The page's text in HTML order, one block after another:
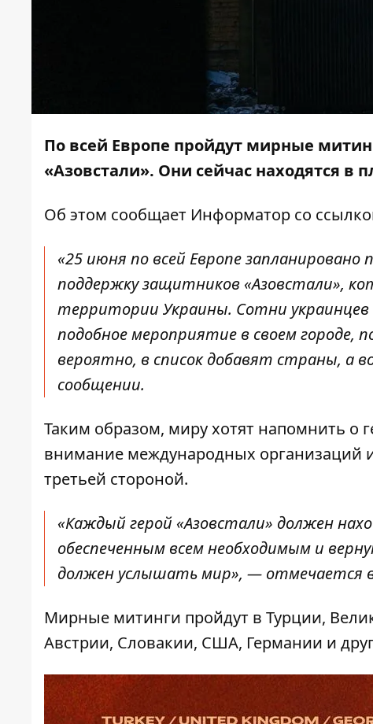
По всей Европе пройдут мирные
«Азовстали». Они сейчас находятся в
Об этом сообщает Информатор со
«25 июня по всей Европе
поддержку защитников «Азовстали»,
территории Украины. Сотни украинцев
подобное мероприятие в своем городе,
вероятно, в список добавят страны, а
сообщении.
Таким образом, миру хотят напомнить о
внимание международных организаций
третьей стороной.
«Каждый герой «Азовстали» должен
обеспеченным всем необходимым и
должен услышать мир», — отмечается
Мирные митинги пройдут в Турции,
Австрии, Словакии, США, Германии и